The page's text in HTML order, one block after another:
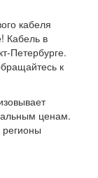
кабеля
Кабель в
Петербурге.
к
ценам.
регионы